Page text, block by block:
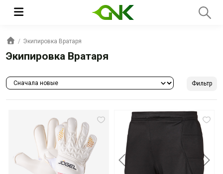
Экипировка Вратаря
Экипировка Вратаря
Фильтр
Previous Next